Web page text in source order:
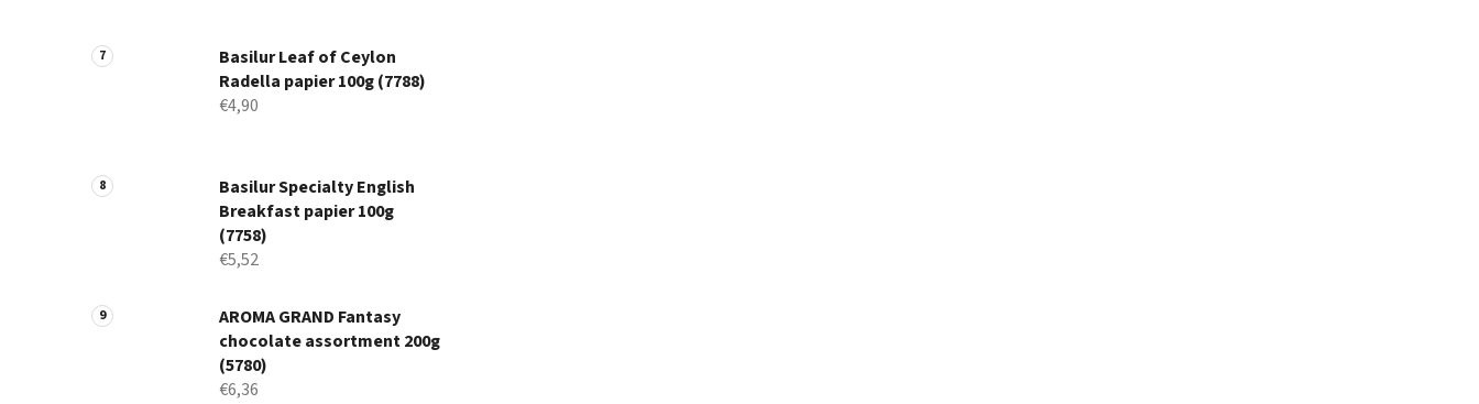
Basilur Leaf of Ceylon
Radella papier 100g (7788)
€4,90
Basilur Specialty English
Breakfast papier 100g
(7758)
€5,52
AROMA GRAND Fantasy
chocolate assortment 200g
(5780)
€6,36